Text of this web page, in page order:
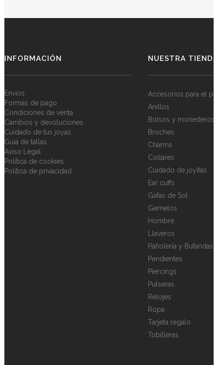
INFORMACIÓN
Envíos
Formas de pago
Condiciones de venta
Cambios y devoluciones
Cuidado de tus joyas
Guía de tallas
Aviso Legal
Política de cookies
Política de privacidad
NUESTRA TIENDA
Accesorios para el
Anillos
Bolsos y monederos
Broches
Charms
Collares
Cuidado de joyitas
Ear cuffs
Gafas de Sol
Gemelos
Hombre
Llaveros
Pañolería y Bufandas
Pendientes
Piercings
Pulseras
Relojes
Ropa
Tarjeta regalo
Tobilleras